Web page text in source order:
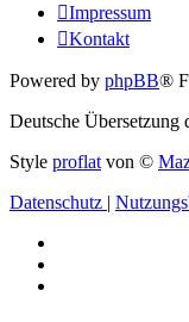
Impressum
Kontakt
Powered by phpBB®
Deutsche Übersetzung
Style proflat von ©
Datenschutz |